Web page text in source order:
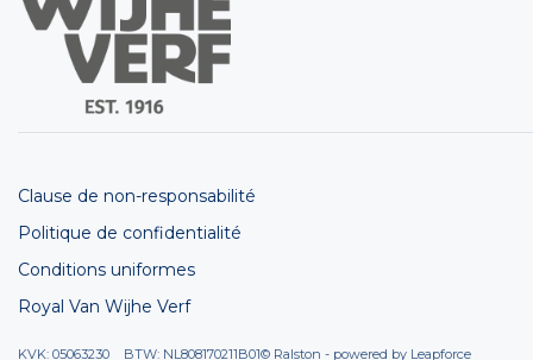
Clause de non-responsabilité
Politique de confidentialité
Conditions uniformes
Royal Van Wijhe Verf
KVK: 05063230 BTW: NL808170211B01© Ralston - powered by Leapforce